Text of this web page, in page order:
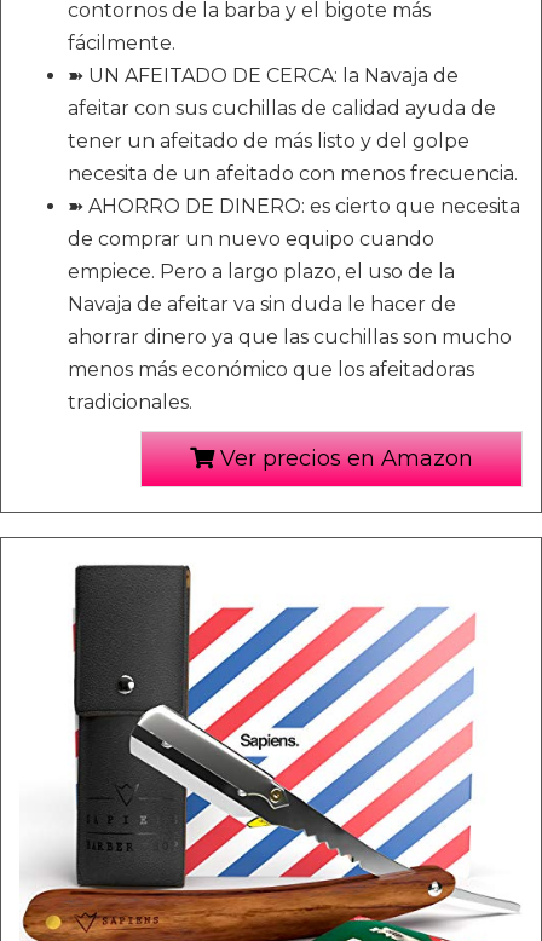
contornos de la barba y el bigote más
fácilmente.
➽ UN AFEITADO DE CERCA: la Navaja de
afeitar con sus cuchillas de calidad ayuda de
tener un afeitado de más listo y del golpe
necesita de un afeitado con menos frecuencia.
➽ AHORRO DE DINERO: es cierto que necesita
de comprar un nuevo equipo cuando
empiece. Pero a largo plazo, el uso de la
Navaja de afeitar va sin duda le hacer de
ahorrar dinero ya que las cuchillas son mucho
menos más económico que los afeitadoras
tradicionales.
Ver precios en Amazon